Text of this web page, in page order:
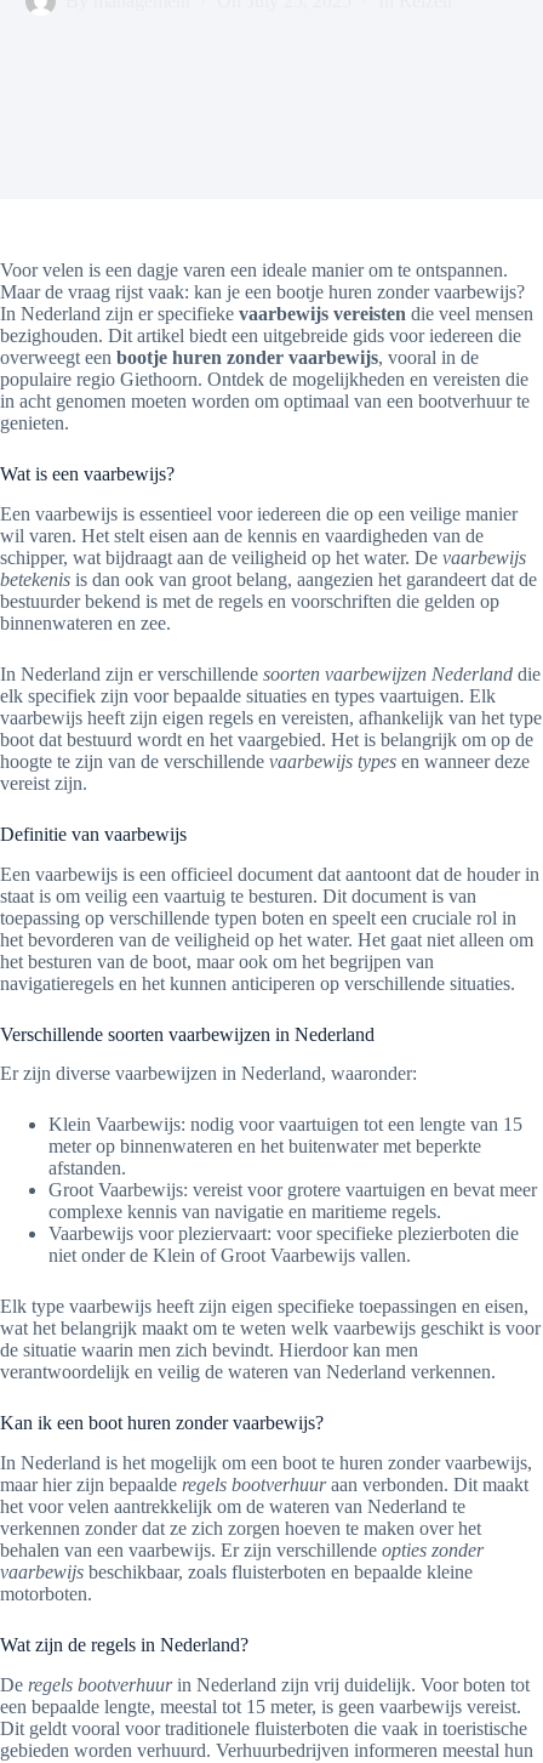
Voor velen is een dagje varen een ideale manier om te ontspannen.
Maar de vraag rijst vaak: kan je een bootje huren zonder vaarbewijs?
In Nederland zijn er specifieke vaarbewijs vereisten die veel mensen
bezighouden. Dit artikel biedt een uitgebreide gids voor iedereen die
overweegt een bootje huren zonder vaarbewijs, vooral in de
populaire regio Giethoorn. Ontdek de mogelijkheden en vereisten die
in acht genomen moeten worden om optimaal van een bootverhuur te
genieten.
Wat is een vaarbewijs?
Een vaarbewijs is essentieel voor iedereen die op een veilige manier
wil varen. Het stelt eisen aan de kennis en vaardigheden van de
schipper, wat bijdraagt aan de veiligheid op het water. De vaarbewijs
betekenis is dan ook van groot belang, aangezien het garandeert dat de
bestuurder bekend is met de regels en voorschriften die gelden op
binnenwateren en zee.
In Nederland zijn er verschillende soorten vaarbewijzen Nederland die
elk specifiek zijn voor bepaalde situaties en types vaartuigen. Elk
vaarbewijs heeft zijn eigen regels en vereisten, afhankelijk van het type
boot dat bestuurd wordt en het vaargebied. Het is belangrijk om op de
hoogte te zijn van de verschillende vaarbewijs types en wanneer deze
vereist zijn.
Definitie van vaarbewijs
Een vaarbewijs is een officieel document dat aantoont dat de houder in
staat is om veilig een vaartuig te besturen. Dit document is van
toepassing op verschillende typen boten en speelt een cruciale rol in
het bevorderen van de veiligheid op het water. Het gaat niet alleen om
het besturen van de boot, maar ook om het begrijpen van
navigatieregels en het kunnen anticiperen op verschillende situaties.
Verschillende soorten vaarbewijzen in Nederland
Er zijn diverse vaarbewijzen in Nederland, waaronder:
Klein Vaarbewijs: nodig voor vaartuigen tot een lengte van 15
meter op binnenwateren en het buitenwater met beperkte
afstanden.
Groot Vaarbewijs: vereist voor grotere vaartuigen en bevat meer
complexe kennis van navigatie en maritieme regels.
Vaarbewijs voor pleziervaart: voor specifieke plezierboten die
niet onder de Klein of Groot Vaarbewijs vallen.
Elk type vaarbewijs heeft zijn eigen specifieke toepassingen en eisen,
wat het belangrijk maakt om te weten welk vaarbewijs geschikt is voor
de situatie waarin men zich bevindt. Hierdoor kan men
verantwoordelijk en veilig de wateren van Nederland verkennen.
Kan ik een boot huren zonder vaarbewijs?
In Nederland is het mogelijk om een boot te huren zonder vaarbewijs,
maar hier zijn bepaalde regels bootverhuuraan verbonden. Dit maakt
het voor velen aantrekkelijk om de wateren van Nederland te
verkennen zonder dat ze zich zorgen hoeven te maken over het
behalen van een vaarbewijs. Er zijn verschillende opties zonder
vaarbewijs beschikbaar, zoals fluisterboten en bepaalde kleine
motorboten.
Wat zijn de regels in Nederland?
De regels bootverhuurin Nederland zijn vrij duidelijk. Voor boten tot
een bepaalde lengte, meestal tot 15 meter, is geen vaarbewijs vereist.
Dit geldt vooral voor traditionele fluisterboten die vaak in toeristische
gebieden worden verhuurd. Verhuurbedrijven informeren meestal hun